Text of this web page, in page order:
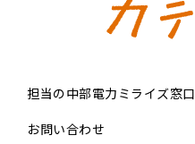
担当の中部電力ミライズ窓口
お問い合わせ